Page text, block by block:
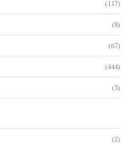
(117)
(8)
(67)
(444)
(3)
(2)